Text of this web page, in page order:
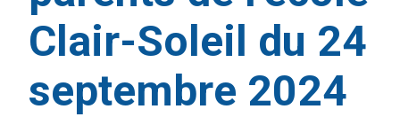
Clair-Soleil du 24
septembre 2024